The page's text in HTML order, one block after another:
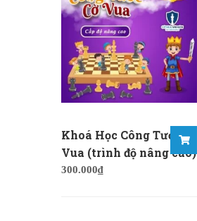
Khoá Học Công Tước Cờ
Vua (trình độ nâng cao)
300.000₫